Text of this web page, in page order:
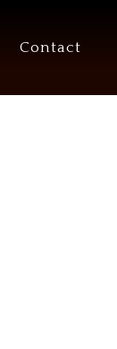
Contact